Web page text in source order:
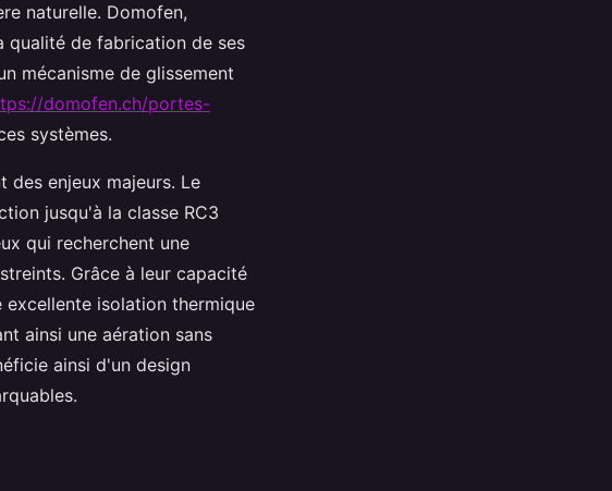
naturelle. Domofen,
qualité de fabrication de ses
mécanisme de glissement
domofen.ch/portes-
systèmes.
enjeux majeurs. Le
jusqu'à la classe RC3
qui recherchent une
Grâce à leur capacité
isolation thermique
ainsi une aération sans
ainsi d'un design